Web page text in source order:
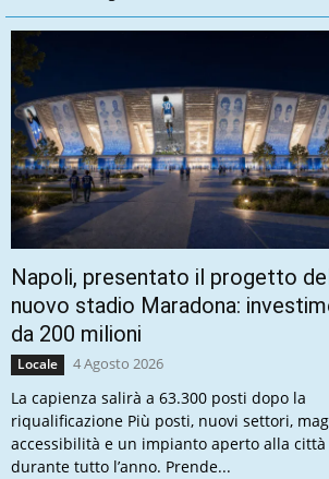
Napoli, presentato il progetto del
nuovo stadio Maradona:
da 200 milioni
Locale 4 Agosto 2026
La capienza salirà a 63.300 posti dopo la
riqualificazione Più posti, nuovi settori,
accessibilità e un impianto aperto alla città
durante tutto l’anno. Prende...